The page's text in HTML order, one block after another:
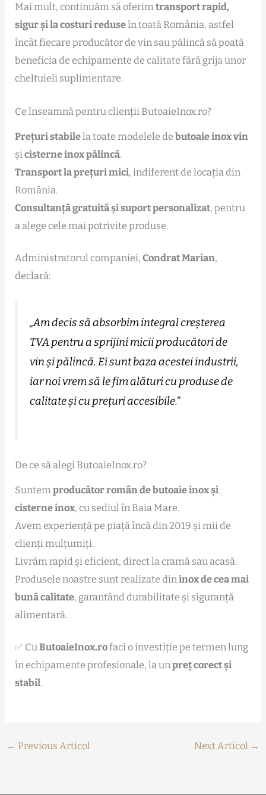
Mai mult, continuăm să oferimtransport rapid,
sigur și la costuri reduseîn toată România, astfel
încât fiecare producător de vin sau pălincă să poată
beneficia de echipamente de calitate fără grija unor
cheltuieli suplimentare.
Ce înseamnă pentru clienții ButoaieInox.ro?
Prețuri stabilela toate modelele debutoaie inox vin
șicisterne inox pălincă.
Transport la prețuri mici, indiferent de locația din
România.
Consultanță gratuită și suport personalizat, pentru
a alege cele mai potrivite produse.
Administratorul companiei,Condrat Marian,
declară:
„Am decis să absorbim integral creșterea
TVA pentru a sprijini micii producători de
vin și pălincă. Ei sunt baza acestei industrii,
iar noi vrem să le fim alături cu produse de
calitate și cu prețuri accesibile.”
De ce să alegi ButoaieInox.ro?
Suntemproducător român de butoaie inox și
cisterne inox, cu sediul în Baia Mare.
Avem experiență pe piață încă din 2019 și mii de
clienți mulțumiți.
Livrăm rapid și eficient, direct la cramă sau acasă.
Produsele noastre sunt realizate dininox de cea mai
bună calitate, garantând durabilitate și siguranță
alimentară.
✅ CuButoaieInox.rofaci o investiție pe termen lung
în echipamente profesionale, la unpreț corect și
stabil.
← Previous Articol Next Articol →